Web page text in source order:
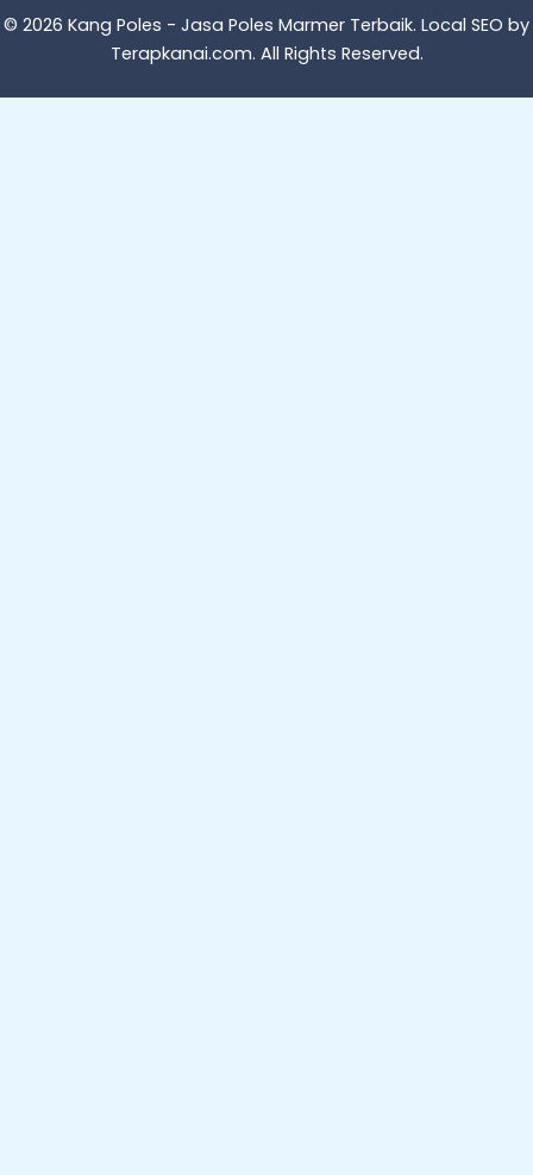
© 2026 Kang Poles - Jasa Poles Marmer Terbaik. Local SEO by
Terapkanai.com. All Rights Reserved.